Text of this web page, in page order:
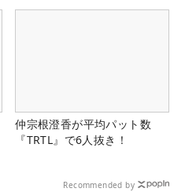
仲宗根澄香が平均パット数
『TRTL』で6人抜き！
Recommended by